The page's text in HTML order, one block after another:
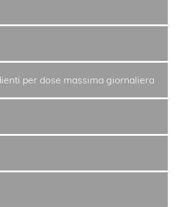
per dose massima giornaliera